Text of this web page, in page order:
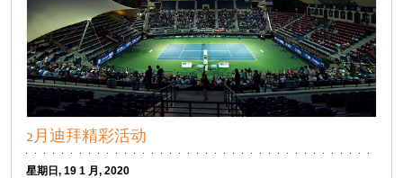
2月迪拜精彩活动
星期日, 19 1 月, 2020